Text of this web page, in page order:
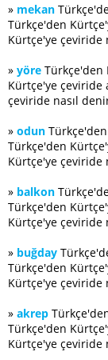
» mekan
Türkçe'den
Kürtçe'ye çeviride
» yöre Türkçe'den
Kürtçe'ye çeviride
çeviride nasıl
» odun
Türkçe'den
Kürtçe'ye çeviride
» balkon
Türkçe'den
Kürtçe'ye çeviride
» buğday
Türkçe'den
Kürtçe'ye çeviride
» akrep
Türkçe'den
Kürtçe'ye çeviride